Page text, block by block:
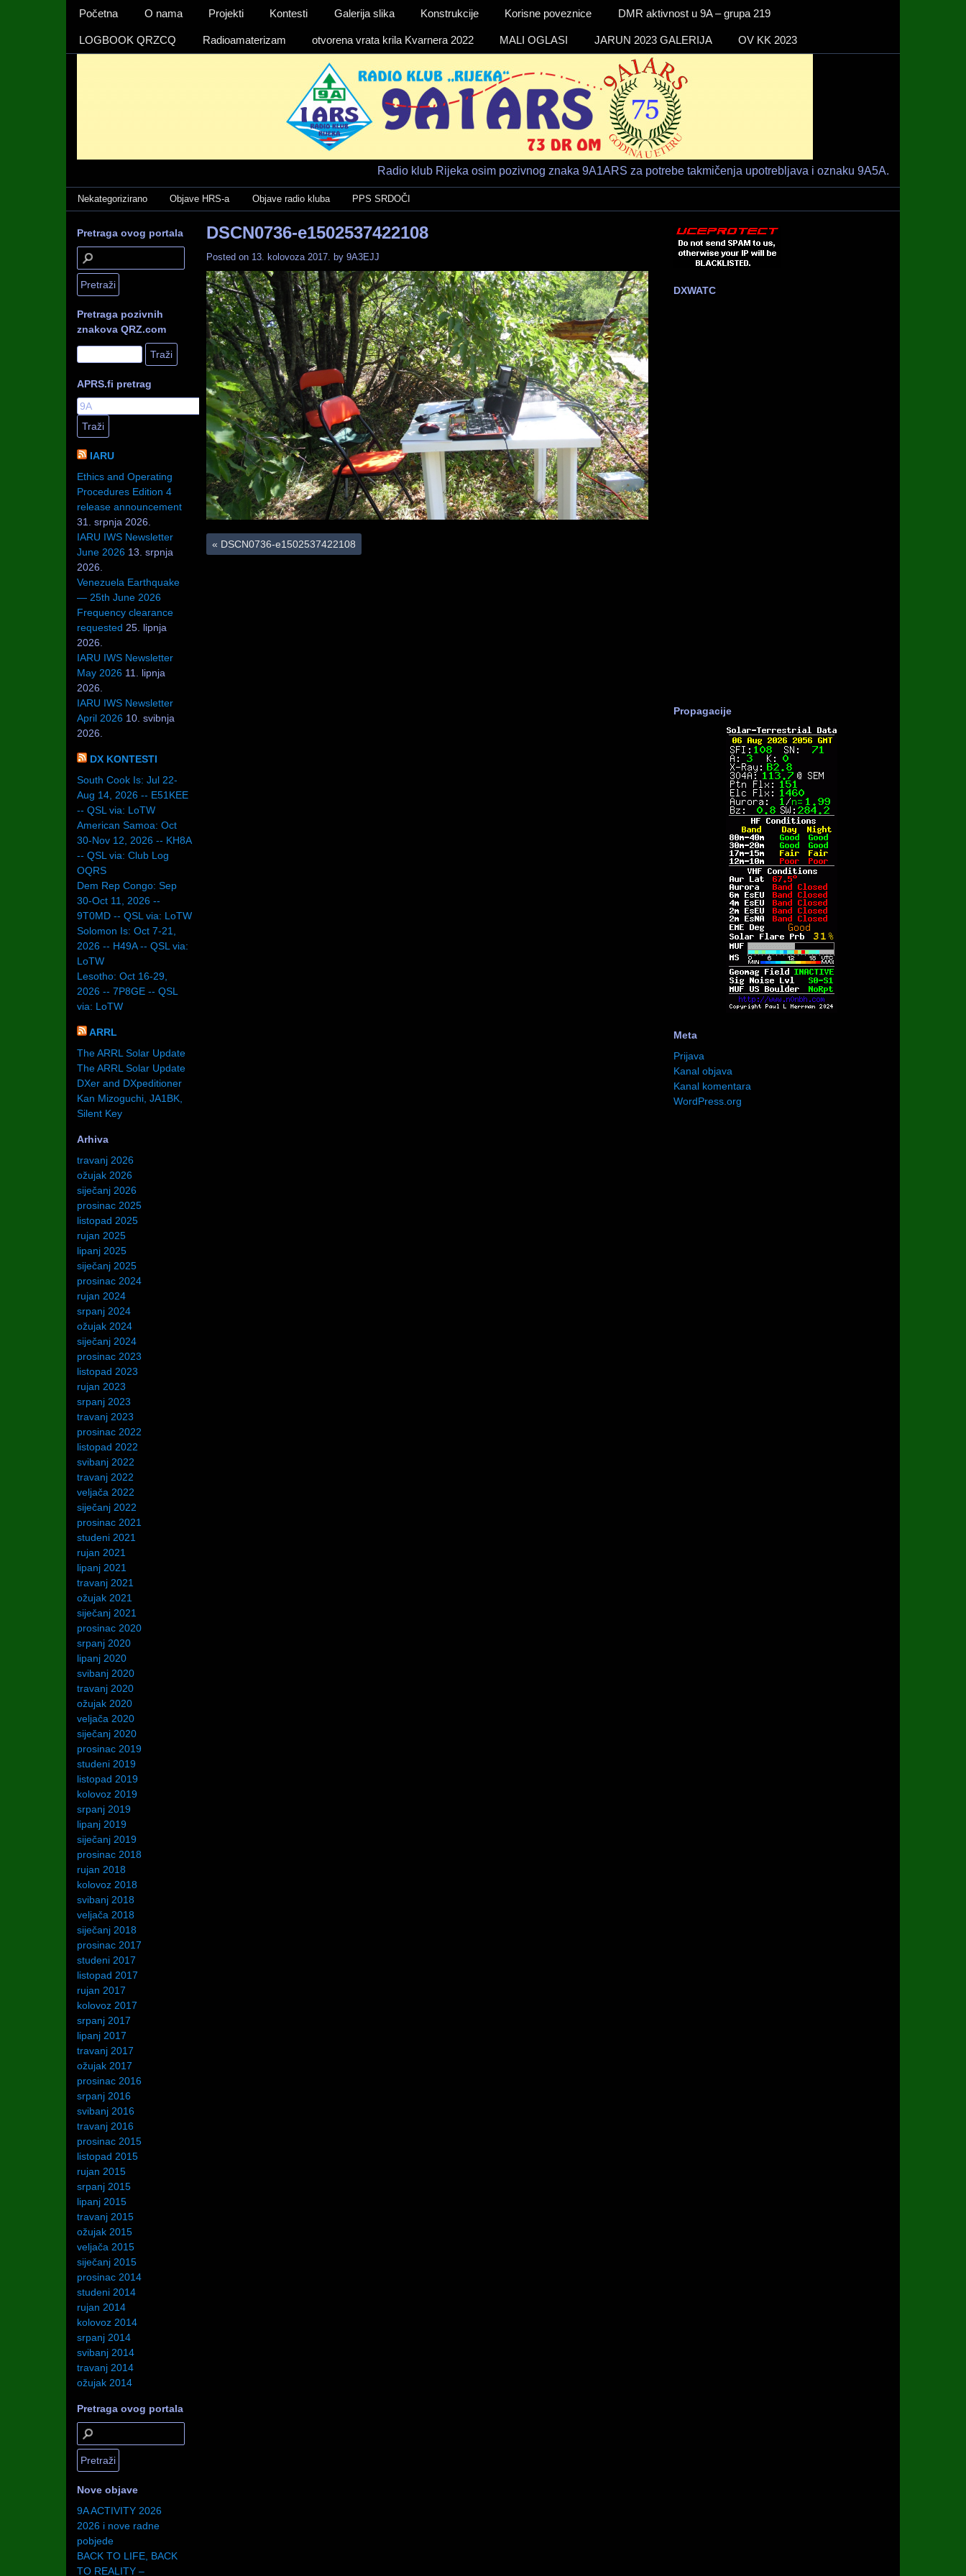
Početna O nama Projekti Kontesti Galerija slika Konstrukcije Korisne poveznice DMR aktivnost u 9A – grupa 219
LOGBOOK QRZCQ Radioamaterizam otvorena vrata krila Kvarnera 2022 MALI OGLASI JARUN 2023 GALERIJA OV KK 2023
Radio klub Rijeka osim pozivnog znaka 9A1ARS za potrebe takmičenja upotrebljava i oznaku 9A5A.
Categories
Nekategorizirano Objave HRS-a Objave radio kluba PPS SRDOČI
DSCN0736-e1502537422108
Posted on 13. kolovoza 2017. by 9A3EJJ
« DSCN0736-e1502537422108
Pretraga ovog portala
Pretraga pozivnih
znakova QRZ.com
APRS.fi pretrag
IARU
Ethics and Operating
Procedures Edition 4
release announcement
31. srpnja 2026.
IARU IWS Newsletter
June 2026 13. srpnja
2026.
Venezuela Earthquake
— 25th June 2026
Frequency clearance
requested 25. lipnja
2026.
IARU IWS Newsletter
May 2026 11. lipnja
2026.
IARU IWS Newsletter
April 2026 10. svibnja
2026.
DX KONTESTI
South Cook Is: Jul 22-
Aug 14, 2026 -- E51KEE
-- QSL via: LoTW
American Samoa: Oct
30-Nov 12, 2026 -- KH8A
-- QSL via: Club Log
OQRS
Dem Rep Congo: Sep
30-Oct 11, 2026 --
9T0MD -- QSL via: LoTW
Solomon Is: Oct 7-21,
2026 -- H49A -- QSL via:
LoTW
Lesotho: Oct 16-29,
2026 -- 7P8GE -- QSL
via: LoTW
ARRL
The ARRL Solar Update
The ARRL Solar Update
DXer and DXpeditioner
Kan Mizoguchi, JA1BK,
Silent Key
Arhiva
travanj 2026
ožujak 2026
siječanj 2026
prosinac 2025
listopad 2025
rujan 2025
lipanj 2025
siječanj 2025
prosinac 2024
rujan 2024
srpanj 2024
ožujak 2024
siječanj 2024
prosinac 2023
listopad 2023
rujan 2023
srpanj 2023
travanj 2023
prosinac 2022
listopad 2022
svibanj 2022
travanj 2022
veljača 2022
siječanj 2022
prosinac 2021
studeni 2021
rujan 2021
lipanj 2021
travanj 2021
ožujak 2021
siječanj 2021
prosinac 2020
srpanj 2020
lipanj 2020
svibanj 2020
travanj 2020
ožujak 2020
veljača 2020
siječanj 2020
prosinac 2019
studeni 2019
listopad 2019
kolovoz 2019
srpanj 2019
lipanj 2019
siječanj 2019
prosinac 2018
rujan 2018
kolovoz 2018
svibanj 2018
veljača 2018
siječanj 2018
prosinac 2017
studeni 2017
listopad 2017
rujan 2017
kolovoz 2017
srpanj 2017
lipanj 2017
travanj 2017
ožujak 2017
prosinac 2016
srpanj 2016
svibanj 2016
travanj 2016
prosinac 2015
listopad 2015
rujan 2015
srpanj 2015
lipanj 2015
travanj 2015
ožujak 2015
veljača 2015
siječanj 2015
prosinac 2014
studeni 2014
rujan 2014
kolovoz 2014
srpanj 2014
svibanj 2014
travanj 2014
ožujak 2014
Pretraga ovog portala
Nove objave
9A ACTIVITY 2026
2026 i nove radne
pobjede
BACK TO LIFE, BACK
TO REALITY –
DXWATC
Propagacije
Meta
Prijava
Kanal objava
Kanal komentara
WordPress.org